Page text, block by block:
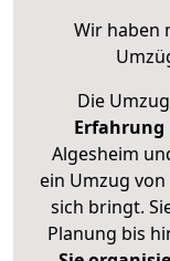
Wir haben
Die
Erfahrung
Algesheim
ein Umzug
sich bringt.
Planung bis